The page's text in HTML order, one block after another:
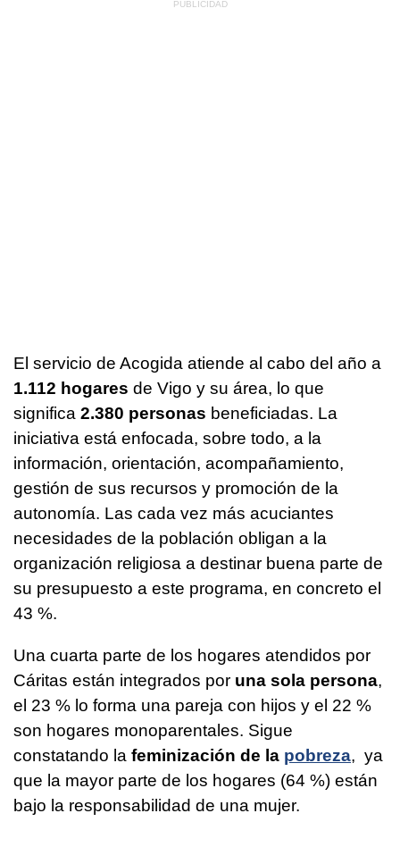
El servicio de Acogida atiende al cabo del año a
1.112 hogares de Vigo y su área, lo que
significa 2.380 personas beneficiadas. La
iniciativa está enfocada, sobre todo, a la
información, orientación, acompañamiento,
gestión de sus recursos y promoción de la
autonomía. Las cada vez más acuciantes
necesidades de la población obligan a la
organización religiosa a destinar buena parte de
su presupuesto a este programa, en concreto el
43 %.
Una cuarta parte de los hogares atendidos por
Cáritas están integrados por una sola persona,
el 23 % lo forma una pareja con hijos y el 22 %
son hogares monoparentales. Sigue
constatando la feminización de la pobreza, ya
que la mayor parte de los hogares (64 %) están
bajo la responsabilidad de una mujer.